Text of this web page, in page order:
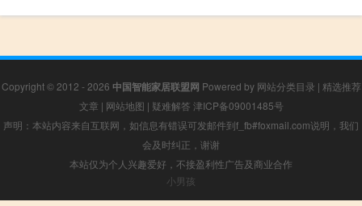
Copyright © 2012 - 2026 中国智能家居联盟网 Powered by 网站分类目录 | 精选推荐
文章 | 网站地图 | 疑难解答 津ICP备09001485号
声明：本站内容来自互联网，如信息有错误可发邮件到f_fb#foxmail.com说明，我们
会及时纠正，谢谢
本站仅为个人兴趣爱好，不接盈利性广告及商业合作
小男孩